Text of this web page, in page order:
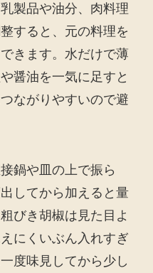
製品や油分、肉料理
すると、元の料理を
きます。水だけで薄
醤油を一気に足すと
ながりやすいので避
鍋や皿の上で振ら
してから加えると量
びき胡椒は見た目よ
にくいぶん入れすぎ
度味見してから少し